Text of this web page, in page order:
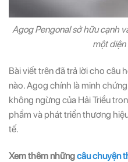
Agog Pengonal sở hữu cạnh
một diện
Bài viết trên đã trả lời cho câu
nào. Agog chính là minh
không ngừng của Hải Triều
phẩm và phát triển thương
tế.
Xem thêm nhữngcâu chuyện